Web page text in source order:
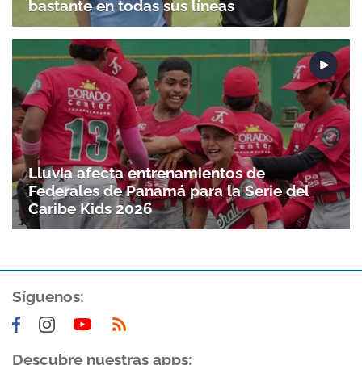
bastante en todas sus líneas
Lluvia afecta entrenamientos de
Federales de Panamá para la Serie del
Caribe Kids 2026
Síguenos:
Descubre nuestras apps: